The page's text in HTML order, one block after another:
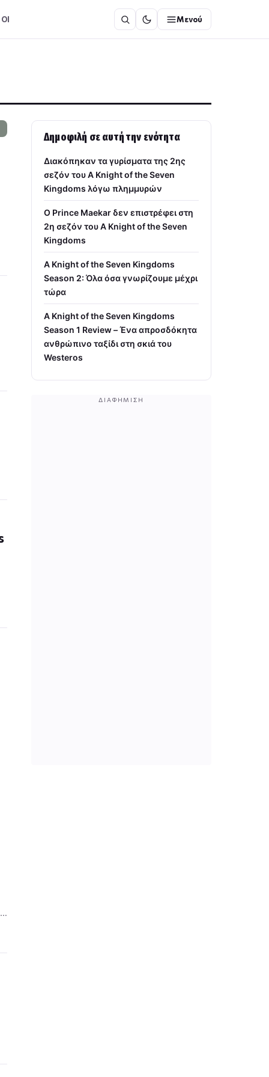
Μενού
Δημοφιλή σε αυτή την ενότητα
Διακόπηκαν τα γυρίσματα της 2ης
σεζόν του A Knight of the Seven
Kingdoms λόγω πλημμυρών
Ο Prince Maekar δεν επιστρέφει στη
2η σεζόν του A Knight of the Seven
Kingdoms
A Knight of the Seven Kingdoms
Season 2: Όλα όσα γνωρίζουμε μέχρι
τώρα
A Knight of the Seven Kingdoms
Season 1 Review – Ένα απροσδόκητα
ανθρώπινο ταξίδι στη σκιά του
Westeros
ΔΙΑΦΉΜΙΣΗ